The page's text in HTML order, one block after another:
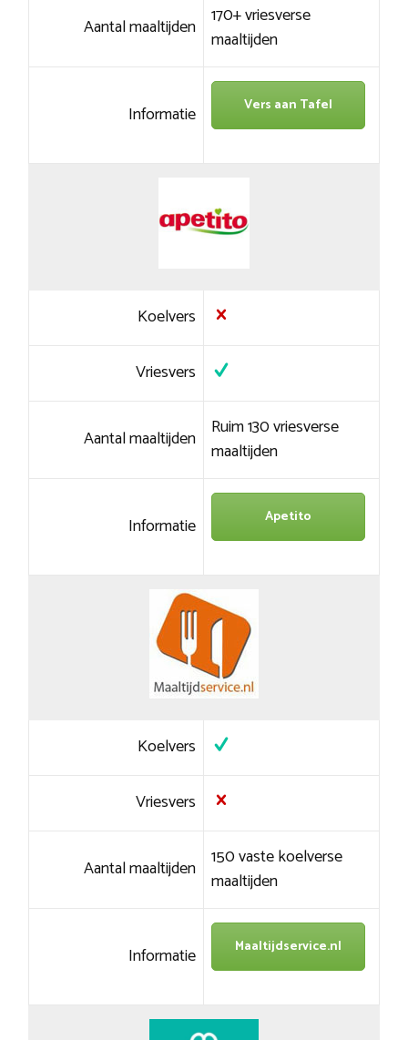
Aantal maaltijden 170+ vriesverse
maaltijden
Informatie Vers aan Tafel
Koelvers
Vriesvers
Aantal maaltijden Ruim 130 vriesverse
maaltijden
Informatie Apetito
Koelvers
Vriesvers
Aantal maaltijden 150 vaste koelverse
maaltijden
Informatie Maaltijdservice.nl